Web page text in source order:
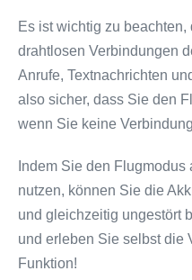
Es ist wichtig zu
drahtlosen Verbindungen
Anrufe, Textnachrichten
also sicher, dass Sie den
wenn Sie keine
Indem Sie den
nutzen, können Sie die
und gleichzeitig ungestört
und erleben Sie selbst die
Funktion!